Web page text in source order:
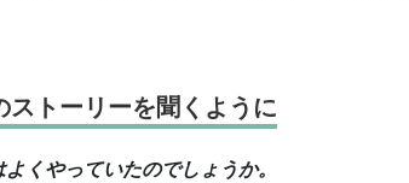
トーリーを聞くように
くやっていたのでしょうか。